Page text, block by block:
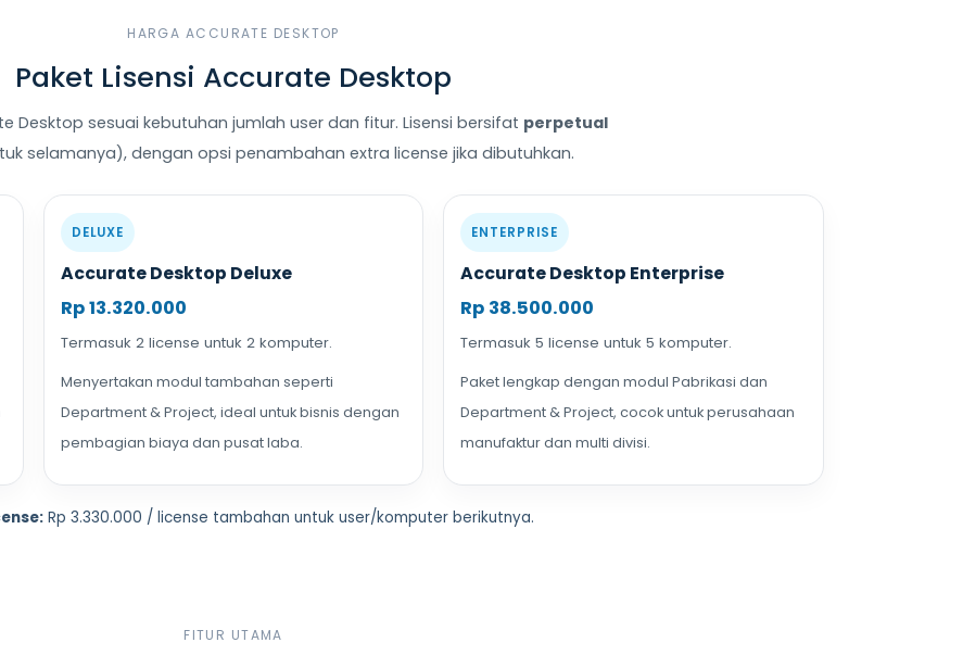
HARGA ACCURATE DESKTOP
Paket Lisensi Accurate Desktop
Desktop sesuai kebutuhan jumlah user dan fitur. Lisensi bersifat perpetual
selamanya), dengan opsi penambahan extra license jika dibutuhkan.
DELUXE
Accurate Desktop Deluxe
Rp 13.320.000
Termasuk 2 license untuk 2 komputer.
Menyertakan modul tambahan seperti
Department & Project, ideal untuk bisnis dengan
pembagian biaya dan pusat laba.
ENTERPRISE
Accurate Desktop Enterprise
Rp 38.500.000
Termasuk 5 license untuk 5 komputer.
Paket lengkap dengan modul Pabrikasi dan
Department & Project, cocok untuk perusahaan
manufaktur dan multi divisi.
Rp 3.330.000 / license tambahan untuk user/komputer berikutnya.
FITUR UTAMA